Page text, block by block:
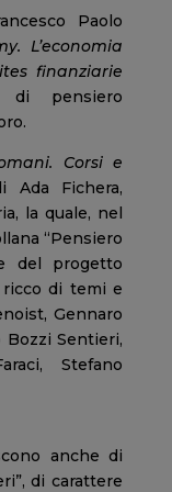
Paolo
L’economia
finanziarie
di pensiero
Corsi e
Ada Fichera,
la quale, nel
“Pensiero
del progetto
di temi e
Gennaro
Bozzi Sentieri,
Stefano
anche di
di carattere